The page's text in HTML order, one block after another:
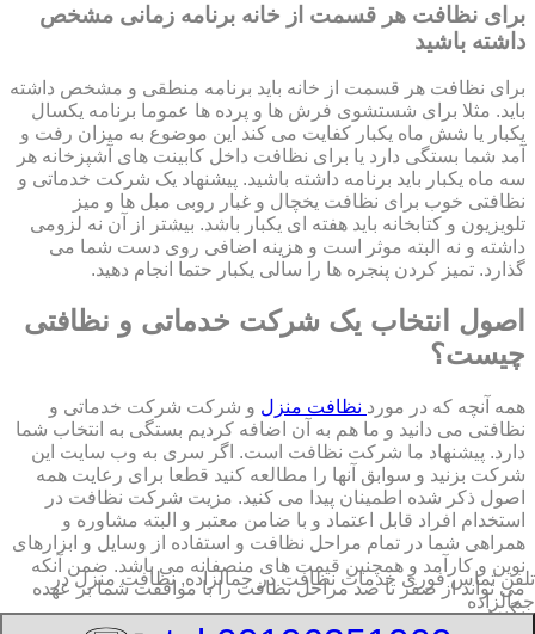
برای نظافت هر قسمت از خانه برنامه زمانی مشخص
داشته باشید
برای نظافت هر قسمت از خانه باید برنامه منطقی و مشخص داشته
باید. مثلا برای شستشوی فرش ها و پرده ها عموما برنامه یکسال
یکبار یا شش ماه یکبار کفایت می کند این موضوع به میزان رفت و
آمد شما بستگی دارد یا برای نظافت داخل کابینت های آشپزخانه هر
سه ماه یکبار باید برنامه داشته باشید. پیشنهاد یک شرکت خدماتی و
نظافتی خوب برای نظافت یخچال و غبار روبی مبل ها و میز
تلویزیون و کتابخانه باید هفته ای یکبار باشد. بیشتر از آن نه لزومی
داشته و نه البته موثر است و هزینه اضافی روی دست شما می
گذارد. تمیز کردن پنجره ها را سالی یکبار حتما انجام دهید.
اصول انتخاب یک شرکت خدماتی و نظافتی
چیست؟
همه آنچه که در مورد نظافت منزل و شرکت شرکت خدماتی و
نظافتی می دانید و ما هم به آن اضافه کردیم بستگی به انتخاب شما
دارد. پیشنهاد ما شرکت نظافت است. اگر سری به وب سایت این
شرکت بزنید و سوابق آنها را مطالعه کنید قطعا برای رعایت همه
اصول ذکر شده اطمینان پیدا می کنید. مزیت شرکت نظافت در
استخدام افراد قابل اعتماد و با ضامن معتبر و البته مشاوره و
همراهی شما در تمام مراحل نظافت و استفاده از وسایل و ابزارهای
نوین و کارآمد و همچنین قیمت های منصفانه می باشد. ضمن آنکه
می تواند از صفر تا صد مراحل نظافت را با موافقت شما بر عهده
بگیرد.
تلفن تماس فوریخدمات نظافت در جمالزاده, نظافت منزل در
جمالزاده